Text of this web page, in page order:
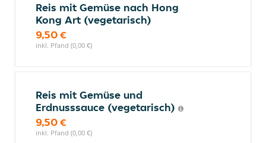
Reis mit Gemüse nach Hong
Kong Art (vegetarisch)
9,50 €
inkl. Pfand (0,00 €)
Reis mit Gemüse und
Erdnusssauce (vegetarisch)
9,50 €
inkl. Pfand (0,00 €)